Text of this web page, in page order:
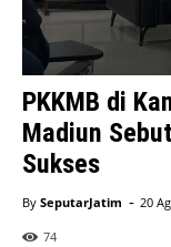
PKKMB di
Madiun
Sukses
By SeputarJatim - 20
74